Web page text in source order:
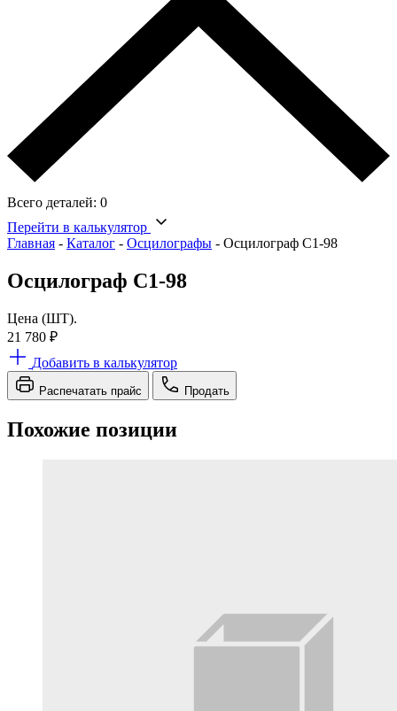
Всего деталей: 0
Перейти в калькулятор
Главная - Каталог - Осцилографы - Осцилограф С1-98
Осцилограф С1-98
Цена (ШТ).
21 780 ₽
Добавить в калькулятор
Распечатать прайс Продать
Похожие позиции